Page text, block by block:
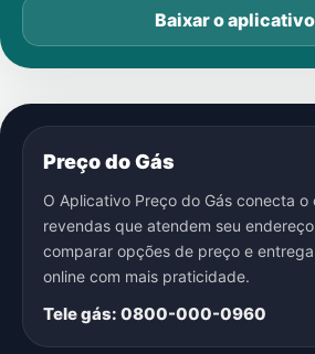
Baixar o aplicativo
Preço do Gás
O Aplicativo Preço do Gás conecta o
revendas que atendem seu
comparar opções de preço e
online com mais praticidade.
Tele gás: 0800-000-0960